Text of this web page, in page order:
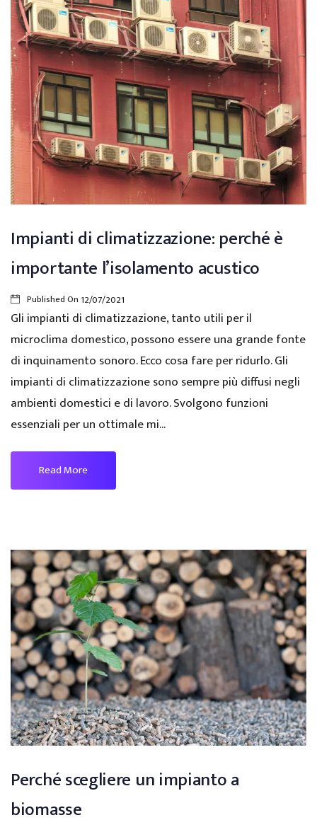
Impianti di climatizzazione: perché è
importante l’isolamento acustico
Published On 12/07/2021
Gli impianti di climatizzazione, tanto utili per il
microclima domestico, possono essere una grande fonte
di inquinamento sonoro. Ecco cosa fare per ridurlo. Gli
impianti di climatizzazione sono sempre più diffusi negli
ambienti domestici e di lavoro. Svolgono funzioni
essenziali per un ottimale mi...
Read More
Perché scegliere un impianto a
biomasse